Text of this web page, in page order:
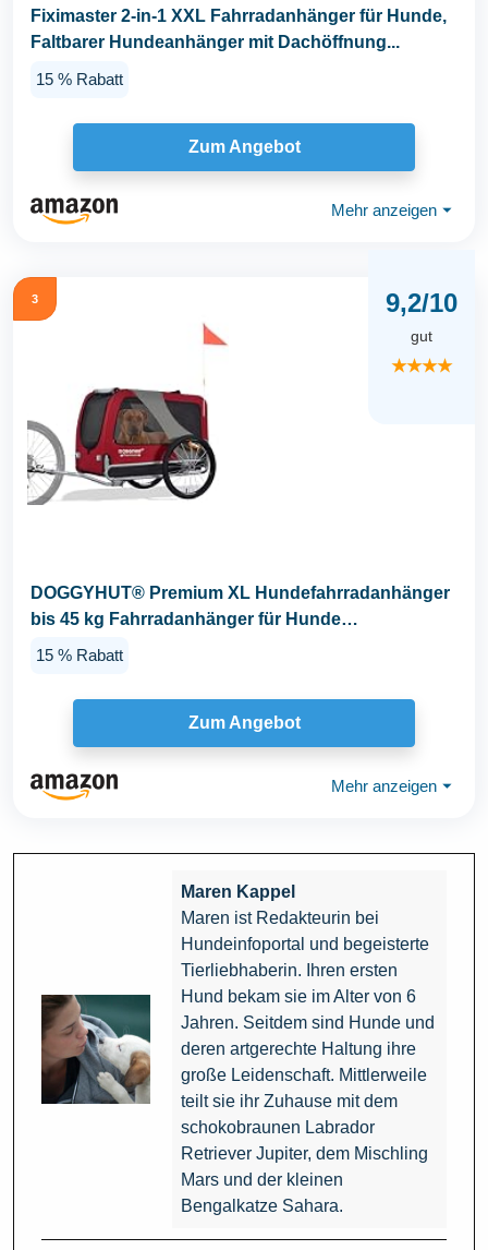
Fiximaster 2-in-1 XXL Fahrradanhänger für Hunde,
Faltbarer Hundeanhänger mit Dachöffnung...
15 % Rabatt
Zum Angebot
Mehr anzeigen ⏷
3 9,2/10
gut
★★★★
DOGGYHUT® Premium XL Hundefahrradanhänger
bis 45 kg Fahrradanhänger für Hunde
Hundeanhänger...
15 % Rabatt
Zum Angebot
Mehr anzeigen ⏷
Maren Kappel
Maren ist Redakteurin bei
Hundeinfoportal und begeisterte
Tierliebhaberin. Ihren ersten
Hund bekam sie im Alter von 6
Jahren. Seitdem sind Hunde und
deren artgerechte Haltung ihre
große Leidenschaft. Mittlerweile
teilt sie ihr Zuhause mit dem
schokobraunen Labrador
Retriever Jupiter, dem Mischling
Mars und der kleinen
Bengalkatze Sahara.